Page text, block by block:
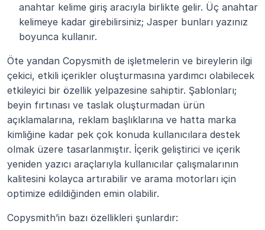
anahtar kelime giriş aracıyla birlikte gelir. Üç anahtar
kelimeye kadar girebilirsiniz; Jasper bunları yazınız
boyunca kullanır.
Öte yandan Copysmith de işletmelerin ve bireylerin ilgi
çekici, etkili içerikler oluşturmasına yardımcı olabilecek
etkileyici bir özellik yelpazesine sahiptir. Şablonları;
beyin fırtınası ve taslak oluşturmadan ürün
açıklamalarına, reklam başlıklarına ve hatta marka
kimliğine kadar pek çok konuda kullanıcılara destek
olmak üzere tasarlanmıştır. İçerik geliştirici ve içerik
yeniden yazıcı araçlarıyla kullanıcılar çalışmalarının
kalitesini kolayca artırabilir ve arama motorları için
optimize edildiğinden emin olabilir.
Copysmith’in bazı özellikleri şunlardır: